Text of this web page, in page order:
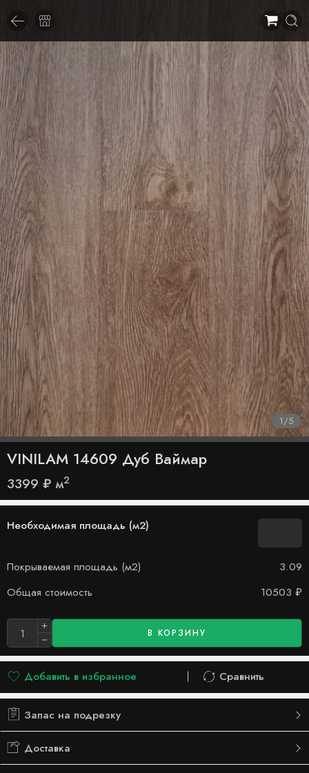
1/5
VINILAM 14609 Дуб Ваймар
3399 ₽ м2
Необходимая площадь (м2)
Покрываемая площадь (м2)
3.09
Общая стоимость
10503 ₽
В КОРЗИНУ
Добавить в избранное
Добавлено в список желаний
Сравнить
Сравнить
Запас на подрезку
Доставка